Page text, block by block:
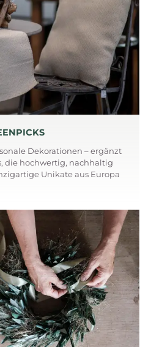
Dekorationen – ergänzt
die hochwertig, nachhaltig
Unikate aus Europa